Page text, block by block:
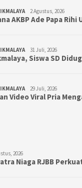
2 Agustus, 2026
AKBP Ade Papa Rihi
31 Juli, 2026
Siswa SD
29 Juli, 2026
Video Viral Pria
2026
Niaga RJBB